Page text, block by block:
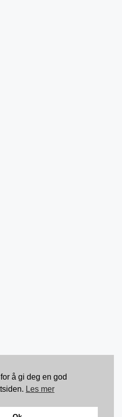
å gi deg en god
Les mer